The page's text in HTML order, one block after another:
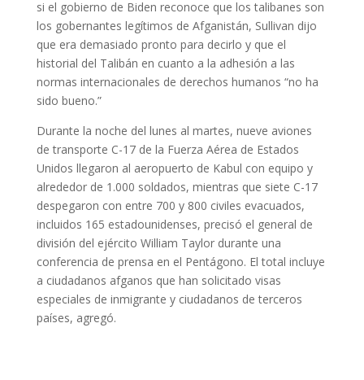
si el gobierno de Biden reconoce que los talibanes son
los gobernantes legítimos de Afganistán, Sullivan dijo
que era demasiado pronto para decirlo y que el
historial del Talibán en cuanto a la adhesión a las
normas internacionales de derechos humanos “no ha
sido bueno.”
Durante la noche del lunes al martes, nueve aviones
de transporte C-17 de la Fuerza Aérea de Estados
Unidos llegaron al aeropuerto de Kabul con equipo y
alrededor de 1.000 soldados, mientras que siete C-17
despegaron con entre 700 y 800 civiles evacuados,
incluidos 165 estadounidenses, precisó el general de
división del ejército William Taylor durante una
conferencia de prensa en el Pentágono. El total incluye
a ciudadanos afganos que han solicitado visas
especiales de inmigrante y ciudadanos de terceros
países, agregó.